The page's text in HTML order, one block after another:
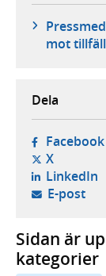
mot
Dela
Facebook
X-
LinkedIn-
E-post-
Sidan är
kategorier